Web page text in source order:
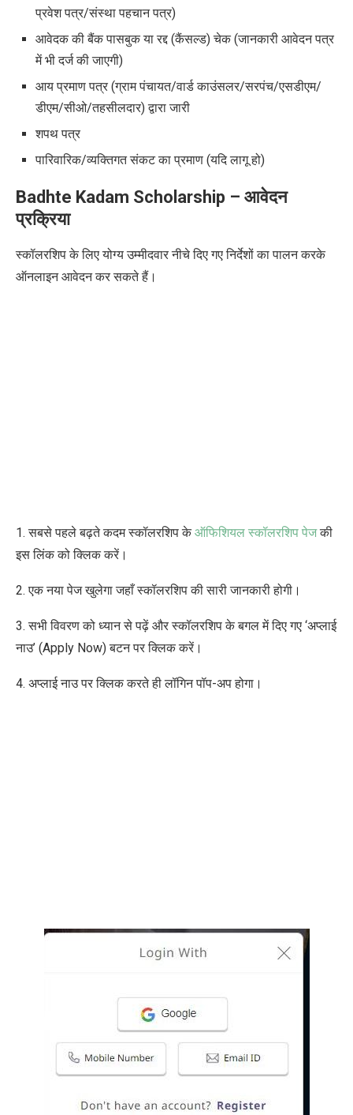
प्रवेश पत्र/संस्था पहचान पत्र)
आवेदक की बैंक पासबुक या रद्द (कैंसल्ड) चेक (जानकारी आवेदन पत्र
में भी दर्ज की जाएगी)
आय प्रमाण पत्र (ग्राम पंचायत/वार्ड काउंसलर/सरपंच/एसडीएम/
डीएम/सीओ/तहसीलदार) द्वारा जारी
शपथ पत्र
पारिवारिक/व्यक्तिगत संकट का प्रमाण (यदि लागू हो)
Badhte Kadam Scholarship – आवेदन
प्रक्रिया
स्कॉलरशिप के लिए योग्य उम्मीदवार नीचे दिए गए निर्देशों का पालन करके
ऑनलाइन आवेदन कर सकते हैं।
1. सबसे पहले बढ़ते कदम स्कॉलरशिप केऑफिशियल स्कॉलरशिप पेजकी
इस लिंक को क्लिक करें।
2. एक नया पेज खुलेगा जहाँ स्कॉलरशिप की सारी जानकारी होगी।
3. सभी विवरण को ध्यान से पढ़ें और स्कॉलरशिप के बगल में दिए गए ‘अप्लाई
नाउ’ (Apply Now) बटन पर क्लिक करें।
4. अप्लाई नाउ पर क्लिक करते ही लॉगिन पॉप-अप होगा।